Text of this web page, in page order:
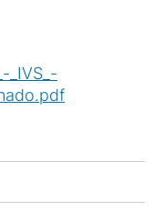
_IVS_-